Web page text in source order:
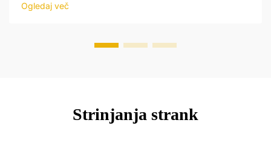
ukaze operatorja ter samodejno prilagajajo delovanje...
Ogledaj več
Strinjanja strank